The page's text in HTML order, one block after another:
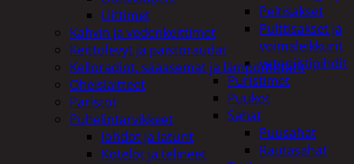
Peltisakset
Pulttisakset ja
voimaleikkurit
vetoniittipihdit
Puristimet
Puukot
Sahat
Puusahat
Rautasahat
Liittimet
Kahvin ja vedenkeittimet
Keittolevyt ja paistoraudat
Kelloradiot, sääasemat ja lämpömittarit
Oheislaitteet
Paristot
Puhelintarvikkeet
Johdot ja laturit
Kotelot ja telineet